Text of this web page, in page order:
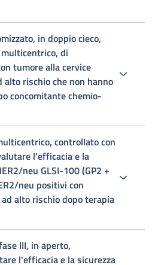
in doppio cieco,
di
tumore alla cervice
alto rischio che non hanno
concomitante chemio-
controllato con
l'efficacia e la
neu GLSI-100 (GP2 +
neu positivi con
alto rischio dopo terapia
III, in aperto,
l'efficacia e la sicurezza